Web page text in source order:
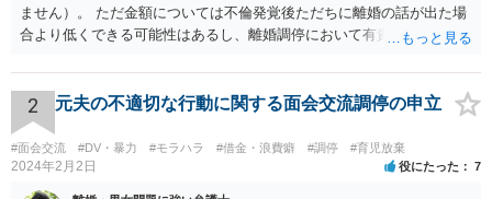
ません）。 ただ金額については不倫発覚後ただちに離婚の話が出た場
合より低くできる可能性はあるし、離婚調停において有責配偶者の主
主張は考えられます。 養育費なども含めて一度弁護士に相談すること
を勧めます。
2 元夫の不適切な行動に関する面会交流調停の申立
#面会交流 #DV・暴力 #モラハラ #借金・浪費癖 #調停 #育児放棄
2024年2月2日 役にたった 7